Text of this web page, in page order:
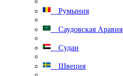
Румыния
Саудовская Аравия
Судан
Швеция